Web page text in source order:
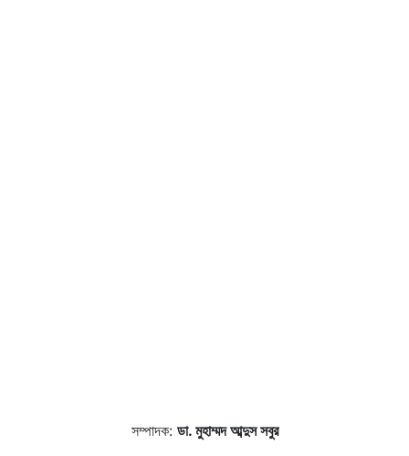
সম্পাদক: ডা. মুহাম্মদ আব্দুস সবুর